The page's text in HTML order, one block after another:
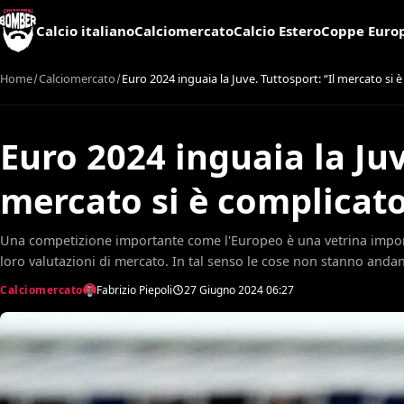
Calcio italianoCalciomercatoCalcio EsteroCoppe
Home Calciomercato Euro 2024 inguaia la Juve. Tuttosport: “Il mercato si
Euro 2024 inguaia la
mercato si è
Una competizione importante come l'Europeo è una vetrina
loro valutazioni di mercato. In tal senso le cose non stanno
Calciomercato Fabrizio Piepoli 27 Giugno 2024 06:27